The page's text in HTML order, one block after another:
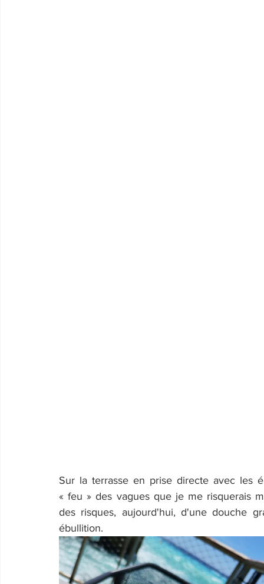
Sur la terrasse en prise directe avec les
« feu » des vagues que je me risquerais
des risques, aujourd'hui, d'une douche
ébullition.